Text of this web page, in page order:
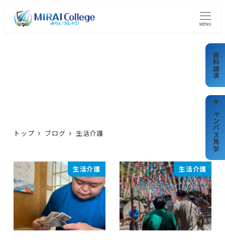
MENU
トップ ブログ 生活介護
生活介護 生活介護
資料請求
キャンパス見学